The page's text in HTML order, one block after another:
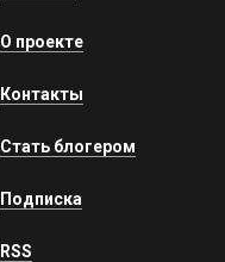
О проекте
Контакты
Стать блогером
Подписка
RSS